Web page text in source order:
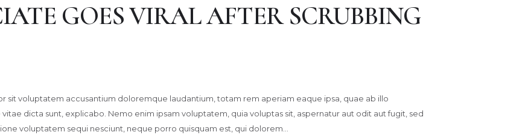
GOES VIRAL AFTER SCRUBBING
sit voluptatem accusantium doloremque laudantium, totam rem aperiam eaque ipsa, quae ab illo
dicta sunt, explicabo. Nemo enim ipsam voluptatem, quia voluptas sit, aspernatur aut odit aut fugit, sed
voluptatem sequi nesciunt, neque porro quisquam est, qui dolorem…